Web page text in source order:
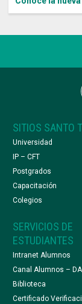
SITIOS SANTO
Universidad
IP – CFT
Postgrados
Capacitación
Colegios
SERVICIOS DE
ESTUDIANTES
Intranet Alumnos
Canal Alumnos –
Biblioteca
Certificado